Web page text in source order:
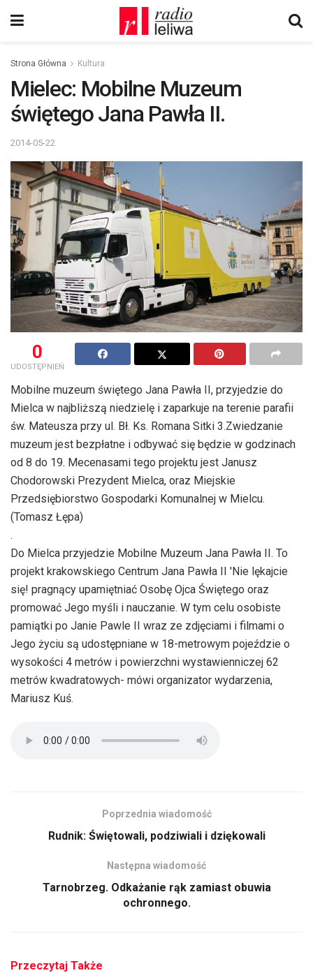
Strona Główna Kultura
Mielec: Mobilne Muzeum
świętego Jana Pawła II.
2014-05-22
0
UDOSTĘPNIEŃ
Mobilne muzeum świętego Jana Pawła II, przyjedzie do
Mielca w najbliższą niedzielę i zaparkuje na terenie parafii
św. Mateusza przy ul. Bł. Ks. Romana Sitki 3.Zwiedzanie
muzeum jest bezpłatne i odbywać się będzie w godzinach
od 8 do 19. Mecenasami tego projektu jest Janusz
Chodorowski Prezydent Mielca, oraz Miejskie
Przedsiębiorstwo Gospodarki Komunalnej w Mielcu.
(Tomasz Łępa)
.
Do Mielca przyjedzie Mobilne Muzeum Jana Pawła II. To
projekt krakowskiego Centrum Jana Pawła II 'Nie lękajcie
się! pragnący upamiętniać Osobę Ojca Świętego oraz
promować Jego myśli i nauczanie. W tym celu osobiste
pamiątki po Janie Pawle II wraz ze zdjęciami i filmami o
Jego życiu są udostępniane w 18-metrowym pojeździe o
wysokości 4 metrów i powierzchni wystawienniczej 62
metrów kwadratowych- mówi organizator wydarzenia,
Mariusz Kuś.
Poprzednia wiadomość
Rudnik: Świętowali, podziwiali i dziękowali
Następna wiadomość
Tarnobrzeg. Odkażanie rąk zamiast obuwia
ochronnego.
Przeczytaj Także